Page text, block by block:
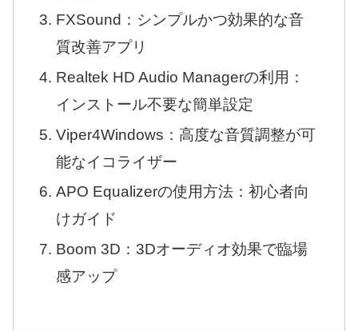
FXSound：シンプルかつ効果的な音
質改善アプリ
Realtek HD Audio Managerの利用：
インストール不要な簡単設定
Viper4Windows：高度な音質調整が可
能なイコライザー
APO Equalizerの使用方法：初心者向
けガイド
Boom 3D：3Dオーディオ効果で臨場
感アップ